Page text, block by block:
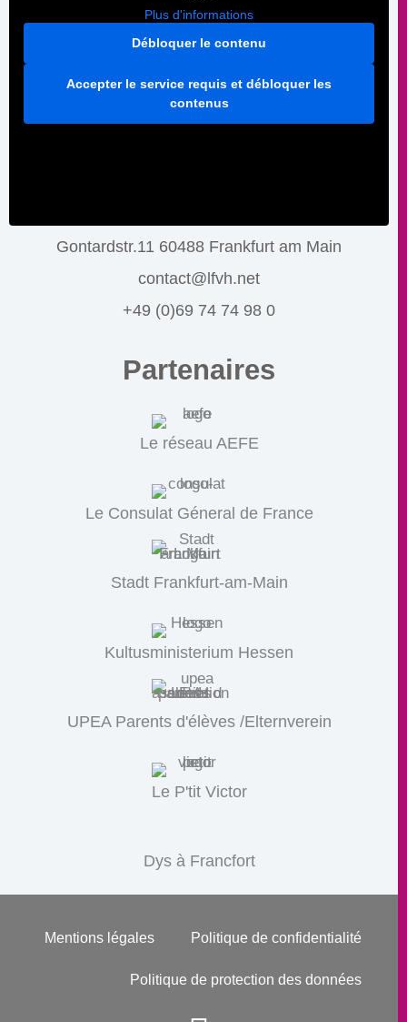
Plus d'informations
Débloquer le contenu
Accepter le service requis et débloquer les
contenus
Gontardstr.11 60488 Frankfurt am Main
contact@lfvh.net
+49 (0)69 74 74 98 0
Partenaires
Le réseau AEFE
Le Consulat Géneral de France
Stadt Frankfurt-am-Main
Kultusministerium Hessen
UPEA Parents d'élèves /Elternverein
Le P'tit Victor
Dys à Francfort
Mentions légales Politique de confidentialité
Politique de protection des données